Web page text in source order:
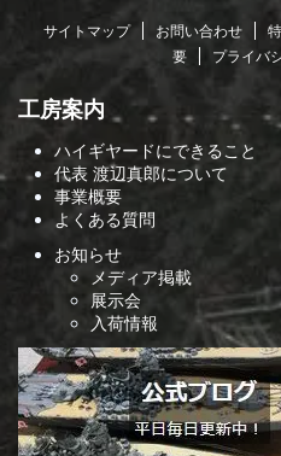
サイトマップ お問い合わせ
要
プライバ
工房案内
ハイギヤードにできること
代表 渡辺真郎について
事業概要
よくある質問
お知らせ
メディア掲載
展示会
入荷情報